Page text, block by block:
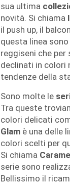
sua ultima
novità. Si chiama
il push up, il
questa linea
reggiseni che per
declinati in colori
tendenze della
Sono molte le
Tra queste
colori delicati
Glam è una delle
colori scelti per
Si chiama
serie sono
Bellissimo il